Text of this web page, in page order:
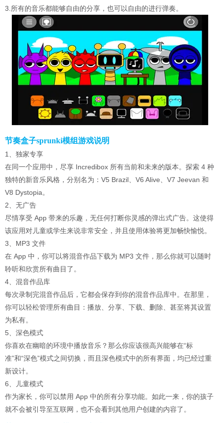
3.所有的音乐都能够自由的分享，也可以自由的进行弹奏。
节奏盒子sprunki模组游戏说明
1、独家专享
在同一个应用中，尽享 Incredibox 所有当前和未来的版本。探索 4 种
独特的新音乐风格，分别名为：V5 Brazil、V6 Alive、V7 Jeevan 和
V8 Dystopia。
2、无广告
尽情享受 App 带来的乐趣，无任何打断你灵感的弹出式广告。这使得
该应用对儿童或学生来说非常安全，并且使用体验将更加畅快愉悦。
3、MP3 文件
在 App 中，你可以将混音作品下载为 MP3 文件，那么你就可以随时
聆听和欣赏所有曲目了。
4、混音作品库
每次录制完混音作品后，它都会保存到你的混音作品库中。在那里，
你可以轻松管理所有曲目：播放、分享、下载、删除、甚至将其设置
为私有。
5、深色模式
你喜欢在幽暗的环境中播放音乐？那么你应该很高兴能够在“标
准”和“深色”模式之间切换，而且深色模式中的所有界面，均已经过重
新设计。
6、儿童模式
作为家长，你可以禁用 App 中的所有分享功能。如此一来，你的孩子
就不会被引导至互联网，也不会看到其他用户创建的内容了。